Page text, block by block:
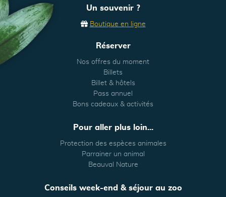
Un souvenir ?
Boutique en ligne
Réserver
Nos offres du moment
Billets
Billet & hôtels
Pass annuel
Bons cadeaux & activités
Pour aller plus loin...
Protection des espèces animales
Parrainer un animal
Beauval Nature
Conseils week-end & séjour au zoo